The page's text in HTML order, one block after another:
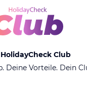
Club
Deine Vorteile. Dein